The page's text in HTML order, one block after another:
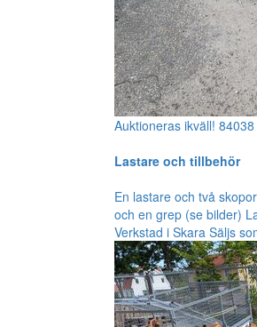
Auktioneras ikväll! 84038
Lastare och tillbehör
En lastare och två
och en grep (se bilder)
Verkstad i Skara Säljs